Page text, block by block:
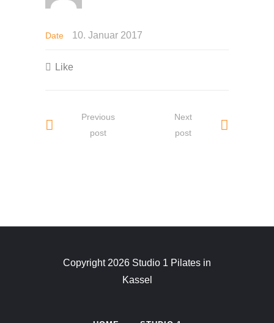
Date 10. Januar 2017
Like
Previous
post
Next
post
Copyright 2026 Studio 1 Pilates in
Kassel